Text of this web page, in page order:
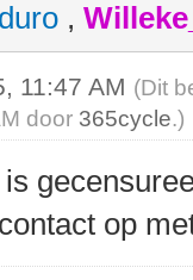
,
11:47 AM (Dit
door 365cycle.)
op